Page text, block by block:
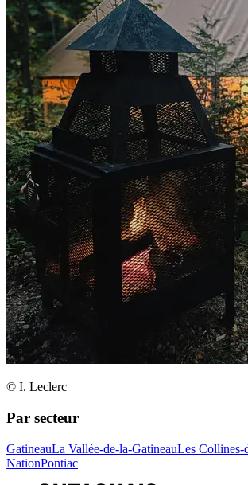
© I. Leclerc
Par secteur
GatineauLa Vallée-de-la-GatineauLes Collines-
NationPontiac